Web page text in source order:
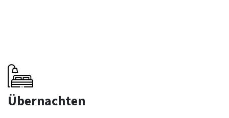
Übernachten